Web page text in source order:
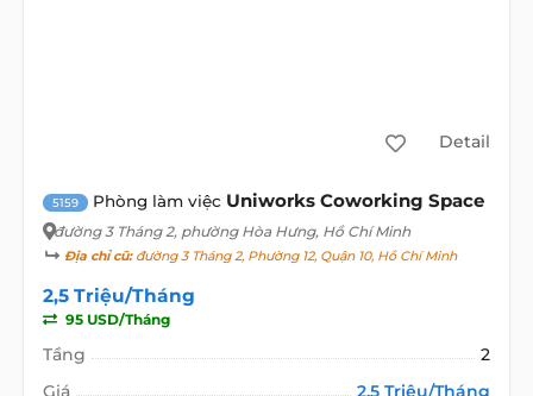
Detail
5159 Phòng làm việc Uniworks Coworking Space
đường 3 Tháng 2, phường Hòa Hưng, Hồ Chí Minh
Địa chỉ cũ:đường 3 Tháng 2, Phường 12, Quận 10, Hồ Chí Minh
2,5 Triệu/Tháng
95 USD/Tháng
Tầng
2